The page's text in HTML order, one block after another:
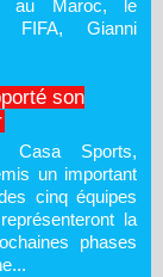
au Maroc, le
FIFA, Gianni
son
Casa Sports,
un important
cinq équipes
la
phases